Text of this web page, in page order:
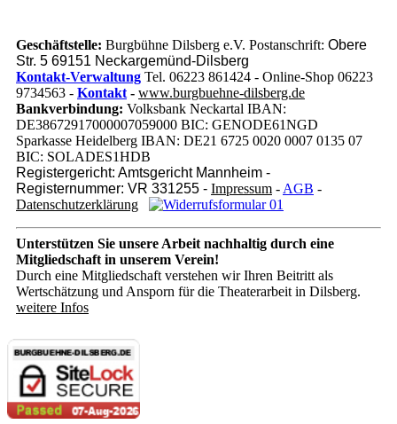
Geschäftstelle: Burgbühne Dilsberg e.V. Postanschrift: Obere
Str. 5 69151 Neckargemünd-Dilsberg
Kontakt-Verwaltung Tel. 06223 861424 - Online-Shop 06223
9734563 - Kontakt - www.burgbuehne-dilsberg.de
Bankverbindung: Volksbank Neckartal IBAN:
DE38672917000007059000 BIC: GENODE61NGD
Sparkasse Heidelberg IBAN: DE21 6725 0020 0007 0135 07
BIC: SOLADES1HDB
Registergericht: Amtsgericht Mannheim -
Registernummer: VR 331255 - Impressum - AGB -
Datenschutzerklärung
Unterstützen Sie unsere Arbeit nachhaltig durch eine
Mitgliedschaft in unserem Verein!
Durch eine Mitgliedschaft verstehen wir Ihren Beitritt als
Wertschätzung und Ansporn für die Theaterarbeit in Dilsberg.
weitere Infos